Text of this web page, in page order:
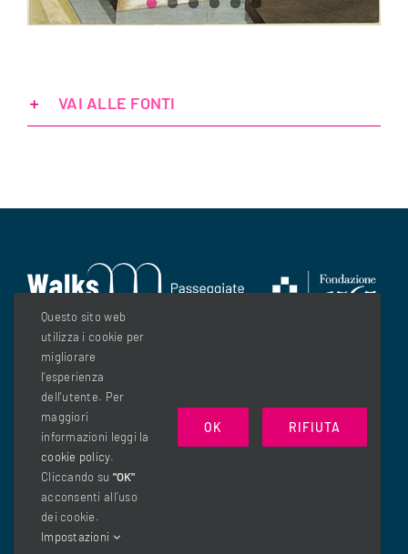
VAI ALLE FONTI
© Copyright 2026| Fondazione 1563 - C.so Vittorio Emanuele
II 75, 10128 Torino - info@fondazione1563.it - C. F.
97520600012
Questo sito web
utilizza i cookie per
migliorare
l'esperienza
dell'utente. Per
maggiori
informazioni leggi la
cookie policy.
Cliccando su "OK"
acconsenti all’uso
dei cookie.
Impostazioni
OK RIFIUTA